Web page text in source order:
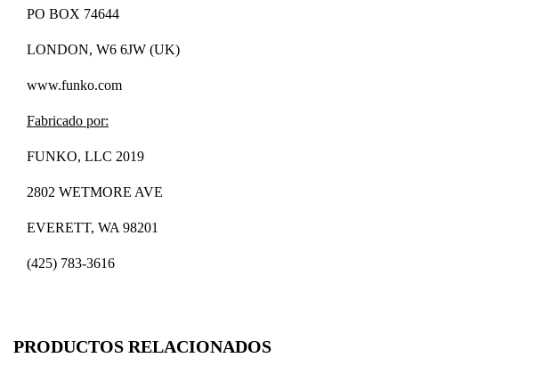
PO BOX 74644
LONDON, W6 6JW (UK)
www.funko.com
Fabricado por:
FUNKO, LLC 2019
2802 WETMORE AVE
EVERETT, WA 98201
(425) 783-3616
PRODUCTOS RELACIONADOS